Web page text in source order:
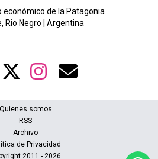
económico de la Patagonia
Rio Negro | Argentina
Quienes somos
RSS
Archivo
de Privacidad
2011 - 2026